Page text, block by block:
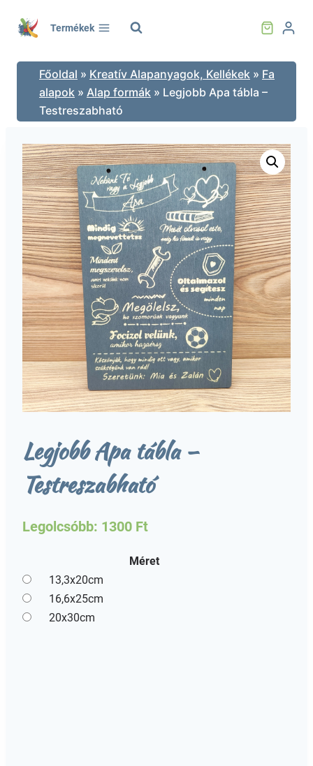
Termékek
Főoldal » Kreatív Alapanyagok, Kellékek » Fa
alapok » Alap formák » Legjobb Apa tábla –
Testreszabható
Legjobb Apa tábla –
Testreszabható
Legolcsóbb: 1300 Ft
Méret
13,3x20cm
16,6x25cm
20x30cm